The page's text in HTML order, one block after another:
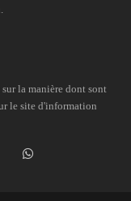
la manière dont sont
le site d'information
Dailymotion